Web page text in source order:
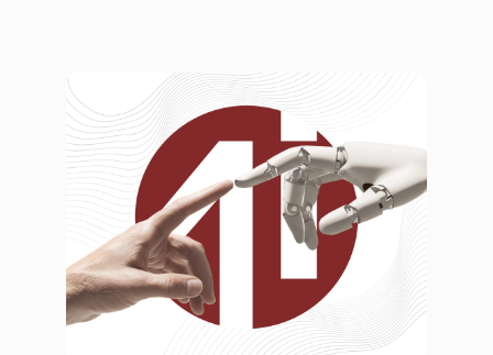
Айдентика AI-бренда с
человеческим лицом
Брендинг Брендбуки
Логотипы
Фирменный стиль